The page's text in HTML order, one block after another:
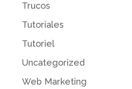
Trucos
Tutoriales
Tutoriel
Uncategorized
Web Marketing